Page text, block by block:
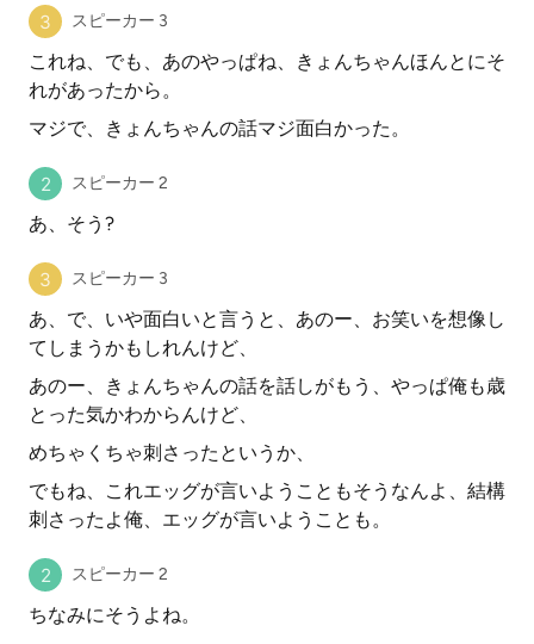
スピーカー 3
これね、でも、あのやっぱね、きょんちゃんほんとにそ
れがあったから。
マジで、きょんちゃんの話マジ面白かった。
スピーカー 2
あ、そう?
スピーカー 3
あ、で、いや面白いと言うと、あのー、お笑いを想像し
てしまうかもしれんけど、
あのー、きょんちゃんの話を話しがもう、やっぱ俺も歳
とった気かわからんけど、
めちゃくちゃ刺さったというか、
でもね、これエッグが言いようこともそうなんよ、結構
刺さったよ俺、エッグが言いようことも。
スピーカー 2
ちなみにそうよね。